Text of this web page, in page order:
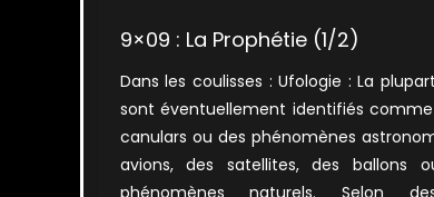
9×09 : La Prophétie (1/2)
Dans les coulisses : Ufologie : La
sont éventuellement identifiés
canulars ou des phénomènes
avions, des satellites, des ballons
phénomènes naturels. Selon